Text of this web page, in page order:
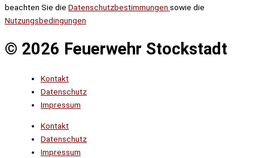
beachten Sie die Datenschutzbestimmungen sowie die
Nutzungsbedingungen
© 2026 Feuerwehr Stockstadt
Kontakt
Datenschutz
Impressum
Kontakt
Datenschutz
Impressum